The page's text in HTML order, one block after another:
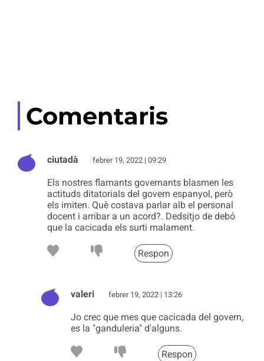
Comentaris
ciutadà febrer 19, 2022 | 09:29
Els nostres flamants governants blasmen les
actituds ditatorials del govern espanyol, però
els imiten. Què costava parlar alb el personal
docent i arribar a un acord?. Dedsitjo de debó
que la cacicada els surti malament.
Respon
valeri febrer 19, 2022 | 13:26
Jo crec que mes que cacicada del govern,
es la "ganduleria" d'alguns.
Respon